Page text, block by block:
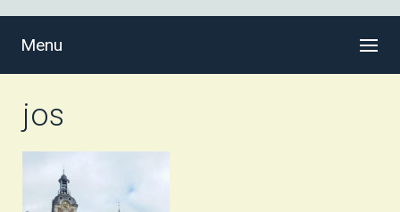
Menu
jos